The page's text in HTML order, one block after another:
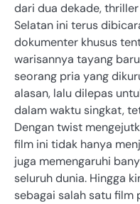
dari dua dekade,
Selatan ini terus
dokumenter khusus
warisannya tayang
seorang pria yang
alasan, lalu dilepas
dalam waktu singkat,
Dengan twist
film ini tidak hanya
juga memengaruhi
seluruh dunia. Hingga
sebagai salah satu film